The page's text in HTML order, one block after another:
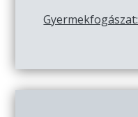
Gyermekfogászat: